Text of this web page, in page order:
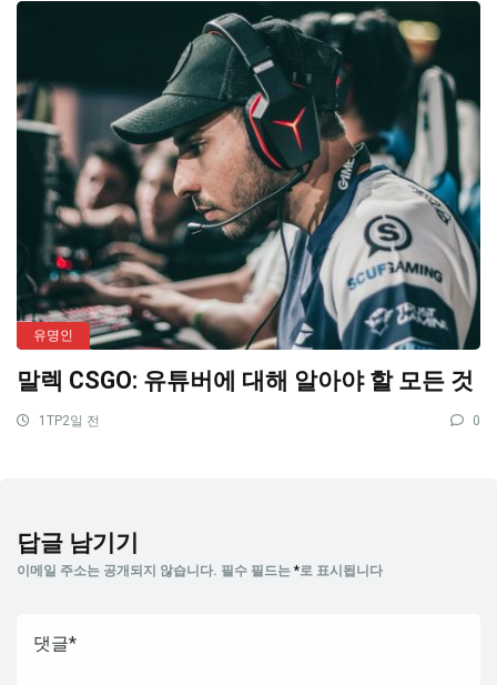
유명인
말렉 CSGO: 유튜버에 대해 알아야 할 모든 것
1TP2일 전 0
답글 남기기
이메일 주소는 공개되지 않습니다. 필수 필드는 *로 표시됩니다